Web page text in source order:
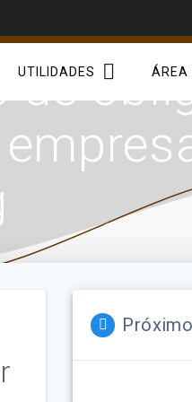
UTILIDADES ÁREA
de